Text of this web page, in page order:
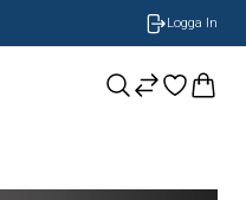
Logga In